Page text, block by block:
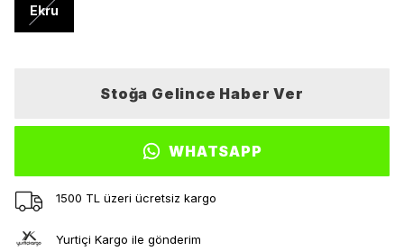
Ekru
Stoğa Gelince Haber Ver
WHATSAPP
1500 TL üzeri ücretsiz kargo
Yurtiçi Kargo ile gönderim